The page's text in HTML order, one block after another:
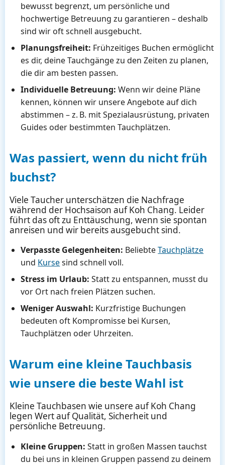
bewusst begrenzt, um persönliche und
hochwertige Betreuung zu garantieren – deshalb
sind wir oft schnell ausgebucht.
Planungsfreiheit: Frühzeitiges Buchen ermöglicht
es dir, deine Tauchgänge zu den Zeiten zu planen,
die dir am besten passen.
Individuelle Betreuung: Wenn wir deine Pläne
kennen, können wir unsere Angebote auf dich
abstimmen – z. B. mit Spezialausrüstung, privaten
Guides oder bestimmten Tauchplätzen.
Was passiert, wenn du nicht früh
buchst?
Viele Taucher unterschätzen die Nachfrage
während der Hochsaison auf Koh Chang. Leider
führt das oft zu Enttäuschung, wenn sie spontan
anreisen und wir bereits ausgebucht sind.
Verpasste Gelegenheiten: BeliebteTauchplätze
und Kursesind schnell voll.
Stress im Urlaub: Statt zu entspannen, musst du
vor Ort nach freien Plätzen suchen.
Weniger Auswahl: Kurzfristige Buchungen
bedeuten oft Kompromisse bei Kursen,
Tauchplätzen oder Uhrzeiten.
Warum eine kleine Tauchbasis
wie unsere die beste Wahl ist
Kleine Tauchbasen wie unsere auf Koh Chang
legen Wert auf Qualität, Sicherheit und
persönliche Betreuung.
Kleine Gruppen: Statt in großen Massen tauchst
du bei uns in kleinen Gruppen passend zu deinem